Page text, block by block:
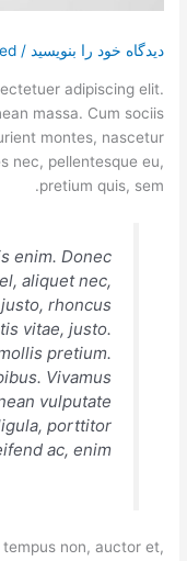
درخواست دمو
دیدگاه‌ خود را بنویسید /
adipiscing elit.
massa. Cum sociis
montes, nascetur
nec, pellentesque eu,
pretium quis, sem.
enim. Donec
aliquet nec,
rhoncus
vitae, justo.
pretium.
Vivamus
vulputate
porttitor
ac, enim.
non, auctor et,